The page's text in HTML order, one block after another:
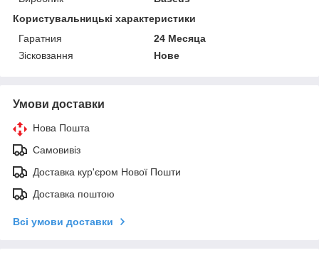
Користувальницькі характеристики
Гаратния
24 Месяца
Зісковзання
Нове
Умови доставки
Нова Пошта
Самовивіз
Доставка кур'єром Нової Пошти
Доставка поштою
Всі умови доставки